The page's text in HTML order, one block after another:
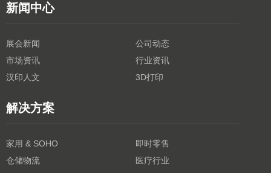
新闻中心
展会新闻
公司动态
市场资讯
行业资讯
汉印人文
3D打印
解决方案
家用 & SOHO
即时零售
仓储物流
医疗行业